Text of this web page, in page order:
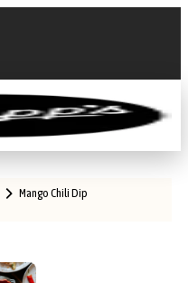
0
Mango Chili Dip